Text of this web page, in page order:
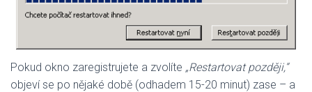
Pokud okno zaregistrujete a zvolíte „Restartovat později,“
objeví se po nějaké době (odhadem 15-20 minut) zase – a